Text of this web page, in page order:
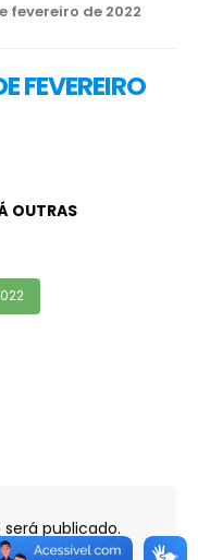
fevereiro de 2022
FEVEREIRO
OUTRAS
publicado.
com*